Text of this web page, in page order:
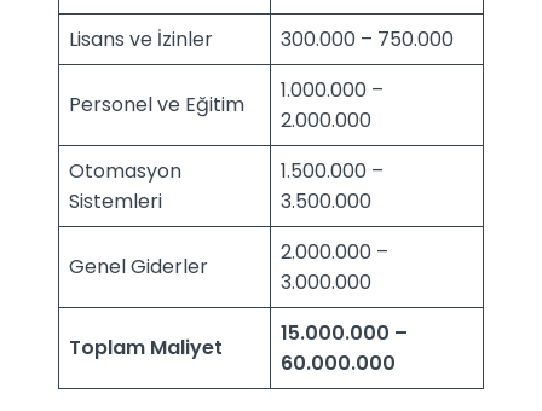
Lisans ve İzinler
300.000 – 750.000
Personel ve Eğitim
1.000.000 –
2.000.000
Otomasyon
Sistemleri
1.500.000 –
3.500.000
Genel Giderler
2.000.000 –
3.000.000
Toplam Maliyet
15.000.000 –
60.000.000